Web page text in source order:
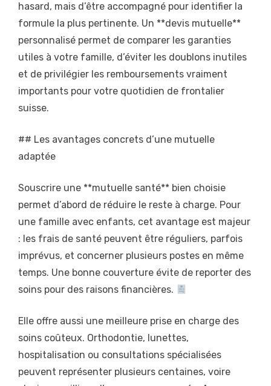
hasard, mais d’être accompagné pour identifier la
formule la plus pertinente. Un **devis mutuelle**
personnalisé permet de comparer les garanties
utiles à votre famille, d’éviter les doublons inutiles
et de privilégier les remboursements vraiment
importants pour votre quotidien de frontalier
suisse.
## Les avantages concrets d’une mutuelle
adaptée
Souscrire une **mutuelle santé** bien choisie
permet d’abord de réduire le reste à charge. Pour
une famille avec enfants, cet avantage est majeur
: les frais de santé peuvent être réguliers, parfois
imprévus, et concerner plusieurs postes en même
temps. Une bonne couverture évite de reporter des
soins pour des raisons financières.
Elle offre aussi une meilleure prise en charge des
soins coûteux. Orthodontie, lunettes,
hospitalisation ou consultations spécialisées
peuvent représenter plusieurs centaines, voire